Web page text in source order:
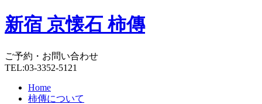
新宿 京懐石 柿傳
ご予約・お問い合わせ
TEL:03-3352-5121
Home
柿傳について